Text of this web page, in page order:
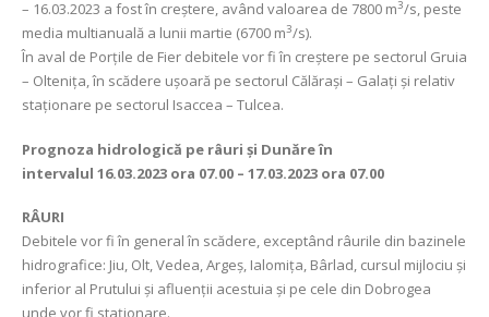
– 16.03.2023 a fost în creștere, având valoarea de 7800 m3/s, peste
media multianuală a lunii martie (6700 m3/s).
În aval de Porţile de Fier debitele vor fi în creștere pe sectorul Gruia
– Olteniţa, în scădere uşoară pe sectorul Călăraşi – Galați şi relativ
staţionare pe sectorul Isaccea – Tulcea.
Prognoza hidrologică pe râuri și Dunăre în
intervalul 16.03.2023 ora 07.00 – 17.03.2023 ora 07.00
RÂURI
Debitele vor fi în general în scădere, exceptând râurile din bazinele
hidrografice: Jiu, Olt, Vedea, Argeş, Ialomița, Bârlad, cursul mijlociu și
inferior al Prutului și afluenții acestuia și pe cele din Dobrogea
unde vor fi staționare.